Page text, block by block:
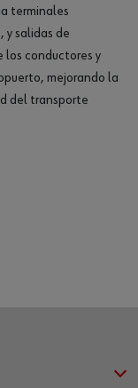
terminales
y salidas de
los conductores y
mejorando la
del transporte